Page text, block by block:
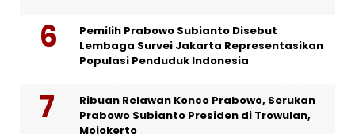
Pemilih Prabowo Subianto Disebut
Lembaga Survei Jakarta Representasikan
Populasi Penduduk Indonesia
Ribuan Relawan Konco Prabowo, Serukan
Prabowo Subianto Presiden di Trowulan,
Mojokerto